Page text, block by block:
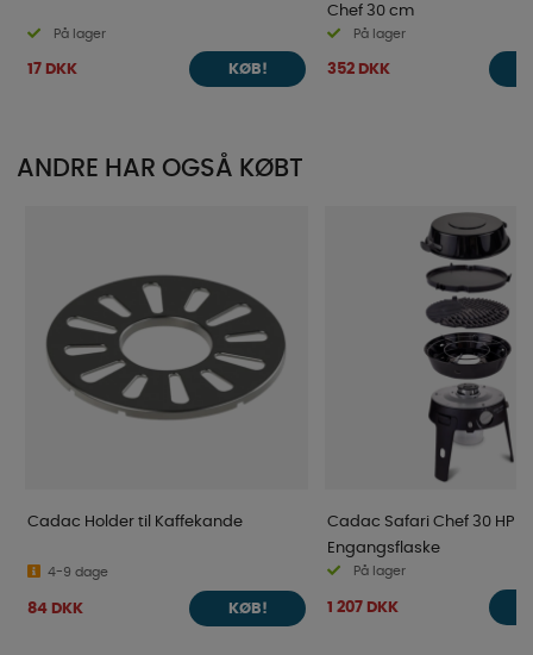
På lager
17 DKK KØB!
Chef 30 cm
På lager
352 DKK
ANDRE HAR OGSÅ KØBT
Cadac Holder til Kaffekande
4-9 dage
84 DKK KØB!
Cadac Safari Chef 30 HP
Engangsflaske
På lager
1 207 DKK